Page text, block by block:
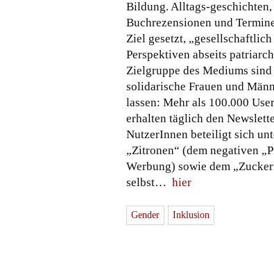
Bildung. Alltags-geschichten,
Buchrezensionen und
Ziel gesetzt,
Perspektiven abseits
Zielgruppe des Mediums
solidarische Frauen und
lassen: Mehr als 100.000
erhalten täglich den
NutzerInnen beteiligt sich
„Zitronen“ (dem negativen
Werbung) sowie dem
selbst… hier
Gender Inklusion